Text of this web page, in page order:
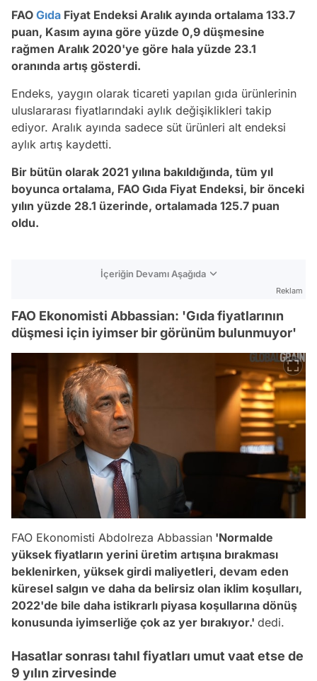
FAO Gıda Fiyat Endeksi Aralık ayında ortalama 133.7
puan, Kasım ayına göre yüzde 0,9 düşmesine
rağmen Aralık 2020'ye göre hala yüzde 23.1
oranında artış gösterdi.
Endeks, yaygın olarak ticareti yapılan gıda ürünlerinin
uluslararası fiyatlarındaki aylık değişiklikleri takip
ediyor. Aralık ayında sadece süt ürünleri alt endeksi
aylık artış kaydetti.
Bir bütün olarak 2021 yılına bakıldığında, tüm yıl
boyunca ortalama, FAO Gıda Fiyat Endeksi, bir önceki
yılın yüzde 28.1 üzerinde, ortalamada 125.7 puan
oldu.
İçeriğin Devamı Aşağıda
Reklam
FAO Ekonomisti Abbassian: 'Gıda fiyatlarının
düşmesi için iyimser bir görünüm bulunmuyor'
FAO Ekonomisti Abdolreza Abbassian 'Normalde
yüksek fiyatların yerini üretim artışına bırakması
beklenirken, yüksek girdi maliyetleri, devam eden
küresel salgın ve daha da belirsiz olan iklim koşulları,
2022'de bile daha istikrarlı piyasa koşullarına dönüş
konusunda iyimserliğe çok az yer bırakıyor.' dedi.
Hasatlar sonrası tahıl fiyatları umut vaat etse de
9 yılın zirvesinde